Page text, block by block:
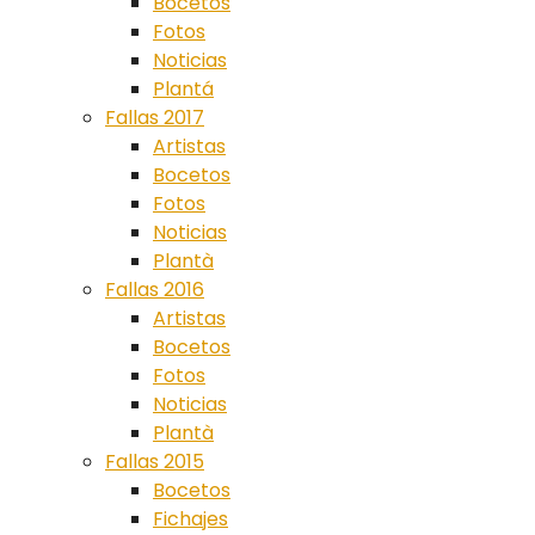
Fotos
Noticias
Plantá
Fallas 2017
Artistas
Bocetos
Fotos
Noticias
Plantà
Fallas 2016
Artistas
Bocetos
Fotos
Noticias
Plantà
Fallas 2015
Bocetos
Fichajes